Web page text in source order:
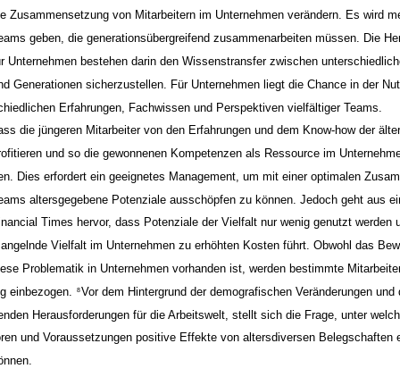
Zusammensetzung von Mitarbeitern im Unternehmen verändern. Es wird
geben, die generationsübergreifend zusammenarbeiten müssen. Die
Unternehmen bestehen darin den Wissenstransfer zwischen
Generationen sicherzustellen. Für Unternehmen liegt die Chance in der
Erfahrungen, Fachwissen und Perspektiven vielfältiger Teams.
die jüngeren Mitarbeiter von den Erfahrungen und dem Know-how der
und so die gewonnenen Kompetenzen als Ressource im
Dies erfordert ein geeignetes Management, um mit einer optimalen
altersgegebene Potenziale ausschöpfen zu können. Jedoch geht aus
Times hervor, dass Potenziale der Vielfalt nur wenig genutzt werden
Vielfalt im Unternehmen zu erhöhten Kosten führt. Obwohl das
Problematik in Unternehmen vorhanden ist, werden bestimmte
einbezogen.
8Vor dem Hintergrund der demografischen Veränderungen und
Herausforderungen für die Arbeitswelt, stellt sich die Frage, unter
und Voraussetzungen positive Effekte von altersdiversen Belegschaften